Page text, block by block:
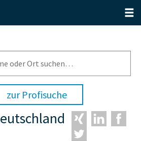
zur Profisuche